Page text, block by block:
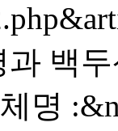
백
명